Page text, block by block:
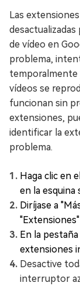
Las
de vídeo en
problema,
temporalmente
vídeos se
funcionan sin
extensiones,
identificar la
problema.
Haga clic en
en la esquina
Diríjase a
En la
extensiones
Desactive
interruptor